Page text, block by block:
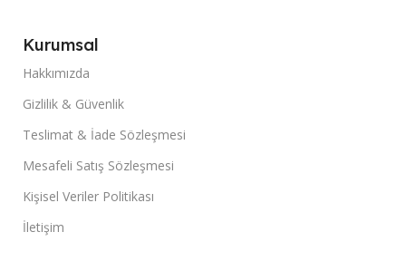
Kurumsal
Hakkımızda
Gizlilik & Güvenlik
Teslimat & İade Sözleşmesi
Mesafeli Satış Sözleşmesi
Kişisel Veriler Politikası
İletişim